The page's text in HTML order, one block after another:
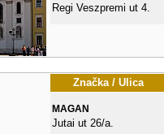
Regi Veszpremi ut 4.
Značka / Ulica
MAGAN
Jutai ut 26/a.